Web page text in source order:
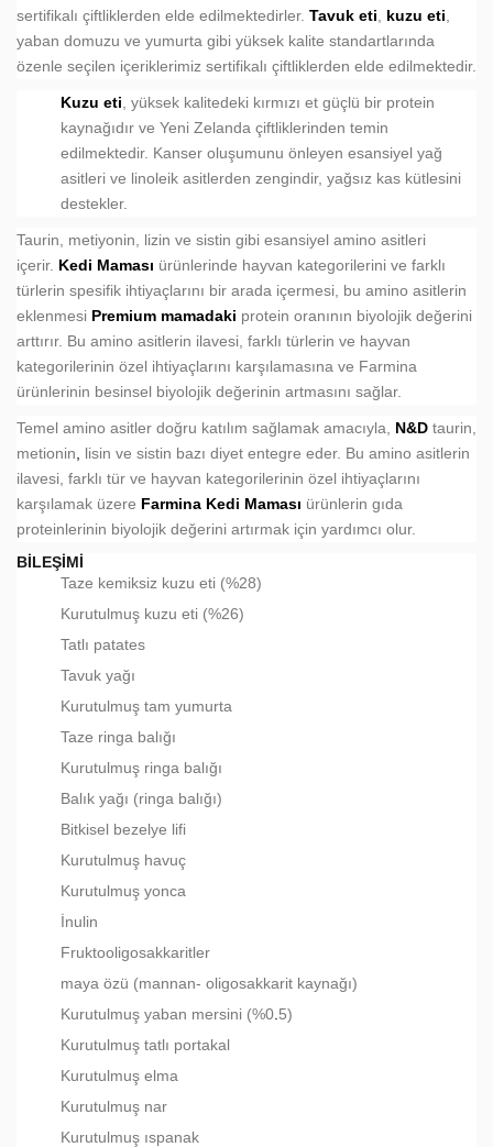
sertifikalı çiftliklerden elde edilmektedirler. Tavuk eti kuzu eti
yaban domuzu ve yumurta gibi yüksek kalite standartlarında
özenle seçilen içeriklerimiz sertifikalı çiftliklerden elde edilmektedir.
Kuzu eti , yüksek kalitedeki kırmızı et güçlü bir protein
kaynağıdır ve Yeni Zelanda çiftliklerinden temin
edilmektedir. Kanser oluşumunu önleyen esansiyel yağ
asitleri ve linoleik asitlerden zengindir, yağsız kas kütlesini
destekler.
Taurin, metiyonin, lizin ve sistin gibi esansiyel amino asitleri
içerir. Kedi Maması ürünlerinde hayvan kategorilerini ve farklı
türlerin spesifik ihtiyaçlarını bir arada içermesi, bu amino asitlerin
eklenmesi Premium mamadaki protein oranının biyolojik değerini
arttırır. Bu amino asitlerin ilavesi, farklı türlerin ve hayvan
kategorilerinin özel ihtiyaçlarını karşılamasına ve Farmina
ürünlerinin besinsel biyolojik değerinin artmasını sağlar.
Temel amino asitler doğru katılım sağlamak amacıyla, N&D taurin,
metionin
lisin ve sistin bazı diyet entegre eder. Bu amino asitlerin
ilavesi, farklı tür ve hayvan kategorilerinin özel ihtiyaçlarını
karşılamak üzere Farmina Kedi Maması ürünlerin gıda
proteinlerinin biyolojik değerini artırmak için yardımcı olur.
BILEŞIMI
Taze kemiksiz kuzu eti (%28)
Kurutulmuş kuzu eti (%26)
Tatlı patates
Tavuk yağı
Kurutulmuş tam yumurta
Taze ringa balığı
Kurutulmuş ringa balığı
Balık yağı (ringa balığı)
Bitkisel bezelye lifi
Kurutulmuş havuç
Kurutulmuş yonca
İnulin
Fruktooligosakkaritler
maya özü (mannan- oligosakkarit kaynağı)
Kurutulmuş yaban mersini (%0 5)
Kurutulmuş tatlı portakal
Kurutulmuş elma
Kurutulmuş nar
Kurutulmuş ıspanak